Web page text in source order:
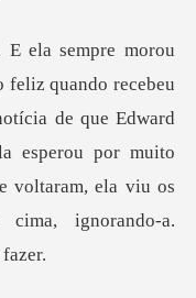
de que Edward
esperou por muito